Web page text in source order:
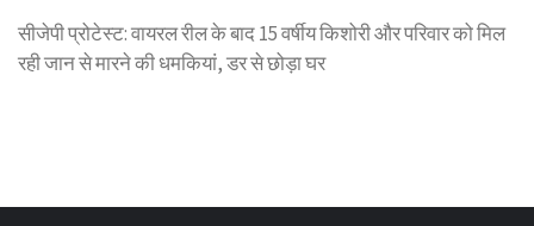
सीजेपी प्रोटेस्ट: वायरल रील के बाद 15 वर्षीय किशोरी और परिवार को मिल
रही जान से मारने की धमकियां, डर से छोड़ा घर